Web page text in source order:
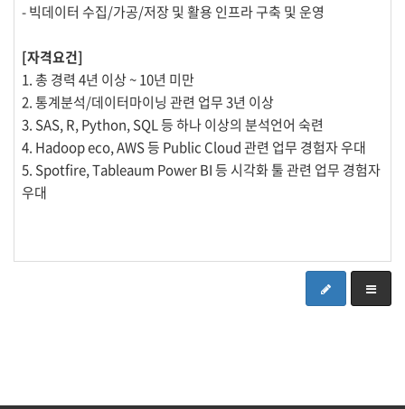
- 빅데이터 수집/가공/저장 및 활용 인프라 구축 및 운영
[자격요건]
1. 총 경력 4년 이상 ~ 10년 미만
2. 통계분석/데이터마이닝 관련 업무 3년 이상
3. SAS, R, Python, SQL 등 하나 이상의 분석언어 숙련
4. Hadoop eco, AWS 등 Public Cloud 관련 업무 경험자 우대
5. Spotfire, Tableaum Power BI 등 시각화 툴 관련 업무 경험자
우대